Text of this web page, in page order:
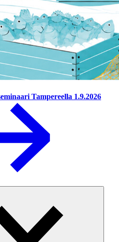
Tampereella 1.9.2026